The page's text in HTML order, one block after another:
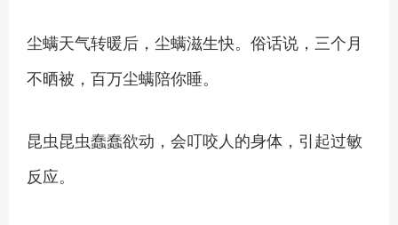
尘螨天气转暖后，尘螨滋生快。俗话说，三个月
不晒被，百万尘螨陪你睡。
昆虫昆虫蠢蠢欲动，会叮咬人的身体，引起过敏
反应。